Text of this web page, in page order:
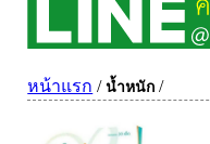
ผิวพรรณ-กลูต้า
แผลเป็น หลุมสิว
สิวอุดตันหน้ามัน
Vistra วิสทร้า
Maxxlife WellGate
SpringMate
หน้าแรก /น้ำหนัก /